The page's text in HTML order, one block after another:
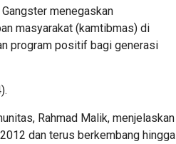
menegaskan
masyarakat (kamtibmas) di
program positif bagi generasi
Rahmad Malik, menjelaskan
dan terus berkembang hingga